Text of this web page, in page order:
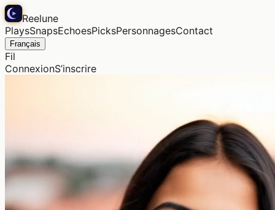
Reelune
PlaysSnapsEchoesPicksPersonnagesContact
Français
Fil
ConnexionS’inscrire